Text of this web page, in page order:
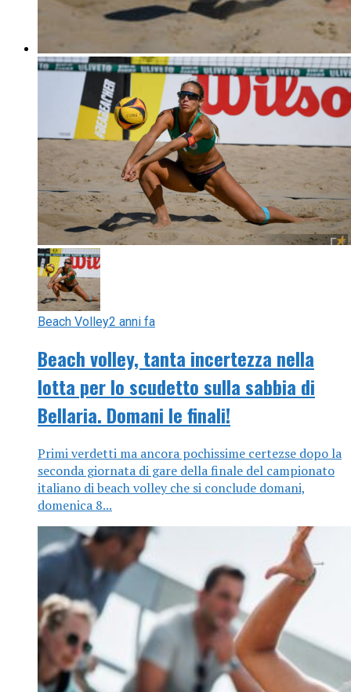
Beach Volley2 anni fa
Beach volley, tanta incertezza nella
lotta per lo scudetto sulla sabbia di
Bellaria. Domani le finali!
Primi verdetti ma ancora pochissime certezse dopo la
seconda giornata di gare della finale del campionato
italiano di beach volley che si conclude domani,
domenica 8...